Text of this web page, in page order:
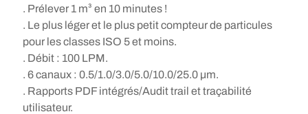
. Prélever 1 m³ en 10 minutes !
. Le plus léger et le plus petit compteur de particules
pour les classes ISO 5 et moins.
. Débit : 100 LPM.
. 6 canaux : 0.5/1.0/3.0/5.0/10.0/25.0 µm.
. Rapports PDF intégrés/Audit trail et traçabilité
utilisateur.